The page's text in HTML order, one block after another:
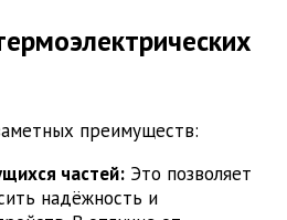
преимуществ:
частей: Это позволяет
надёжность и